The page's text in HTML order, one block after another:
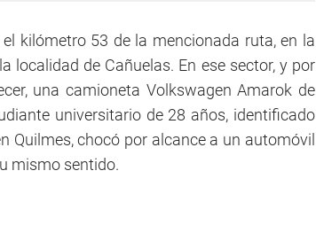
kilómetro 53 de la mencionada ruta, en la
localidad de Cañuelas. En ese sector, y por
una camioneta Volkswagen Amarok de
universitario de 28 años, identificado
Quilmes, chocó por alcance a un automóvil
mismo sentido.